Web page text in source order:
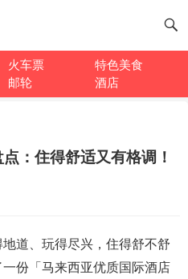
火车票
特色美食
邮轮 酒店
：住得舒适又有格调！
道、玩得尽兴，住得舒不舒
份「马来西亚优质国际酒店